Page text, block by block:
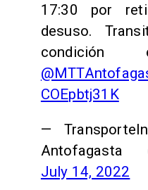
17:30 por
desuso.
COEpbtj31K
—
Antofagasta
July 14, 2022